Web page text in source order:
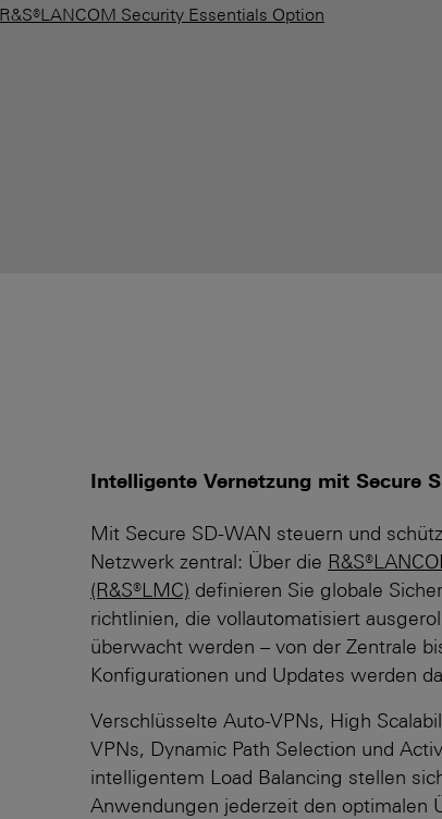
R&S®LANCOM Security Essentials Option
Intelligente Vernetzung mit Secure
Mit Secure SD-WAN steuern und
Netzwerk zentral: Über die
(R&S®LMC) definieren Sie globale
richtlinien, die voll­automatisiert
überwacht werden – von der Zentrale
Konfigurationen und Updates werden
Verschlüsselte Auto-VPNs, High
VPNs, Dynamic Path Selection und
intelligentem Load Balancing stellen
Anwendungen jederzeit den optimalen